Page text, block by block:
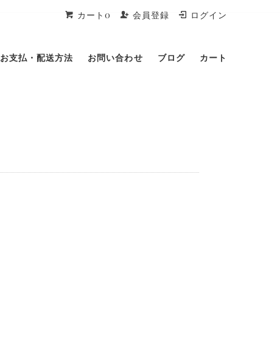
カート0 会員登録 ログイン
お支払・配送方法 お問い合わせ ブログ カート